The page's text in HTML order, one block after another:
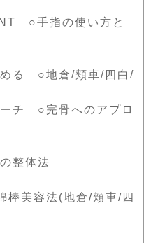
○手指の使い方と
める ○地倉/頬車/四白/
チ ○完骨へのアプロ
整体法
棒美容法(地倉/頬車/四